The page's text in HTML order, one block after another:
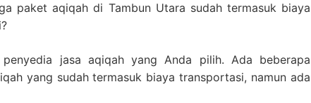
paket aqiqah di Tambun Utara sudah termasuk biaya
jasa aqiqah yang Anda pilih. Ada beberapa
yang sudah termasuk biaya transportasi, namun ada